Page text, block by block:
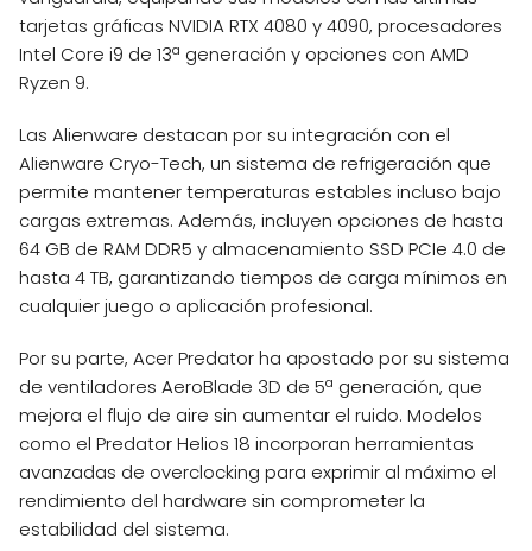
tarjetas gráficas NVIDIA RTX 4080 y 4090, procesadores
Intel Core i9 de 13ª generación y opciones con AMD
Ryzen 9.
Las Alienware destacan por su integración con el
Alienware Cryo-Tech, un sistema de refrigeración que
permite mantener temperaturas estables incluso bajo
cargas extremas. Además, incluyen opciones de hasta
64 GB de RAM DDR5 y almacenamiento SSD PCIe 4.0 de
hasta 4 TB, garantizando tiempos de carga mínimos en
cualquier juego o aplicación profesional.
Por su parte, Acer Predator ha apostado por su sistema
de ventiladores AeroBlade 3D de 5ª generación, que
mejora el flujo de aire sin aumentar el ruido. Modelos
como el Predator Helios 18 incorporan herramientas
avanzadas de overclocking para exprimir al máximo el
rendimiento del hardware sin comprometer la
estabilidad del sistema.